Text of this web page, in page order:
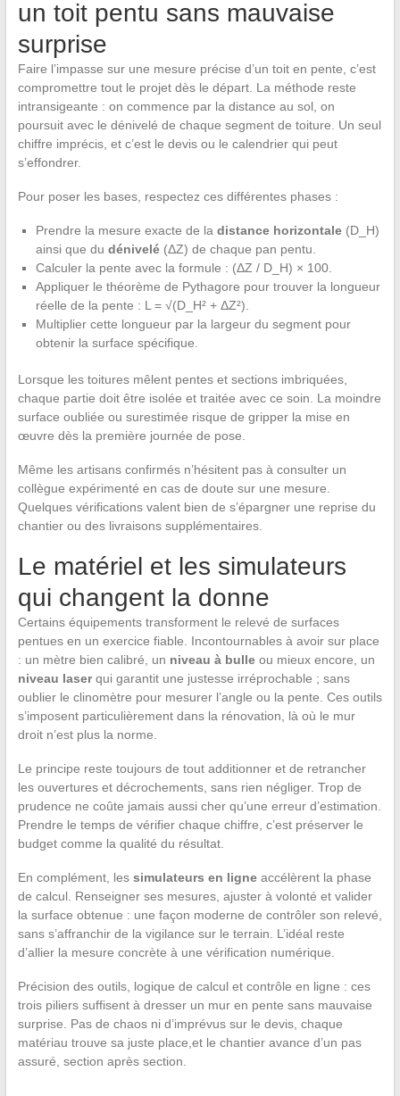
un toit pentu sans mauvaise
surprise
Faire l’impasse sur une mesure précise d’un toit en pente, c’est
compromettre tout le projet dès le départ. La méthode reste
intransigeante : on commence par la distance au sol, on
poursuit avec le dénivelé de chaque segment de toiture. Un seul
chiffre imprécis, et c’est le devis ou le calendrier qui peut
s’effondrer.
Pour poser les bases, respectez ces différentes phases :
Prendre la mesure exacte de la distance horizontale(D_H)
ainsi que du dénivelé(ΔZ) de chaque pan pentu.
Calculer la pente avec la formule : (ΔZ / D_H) × 100.
Appliquer le théorème de Pythagore pour trouver la longueur
réelle de la pente : L = √(D_H² + ΔZ²).
Multiplier cette longueur par la largeur du segment pour
obtenir la surface spécifique.
Lorsque les toitures mêlent pentes et sections imbriquées,
chaque partie doit être isolée et traitée avec ce soin. La moindre
surface oubliée ou surestimée risque de gripper la mise en
œuvre dès la première journée de pose.
Même les artisans confirmés n’hésitent pas à consulter un
collègue expérimenté en cas de doute sur une mesure.
Quelques vérifications valent bien de s’épargner une reprise du
chantier ou des livraisons supplémentaires.
Le matériel et les simulateurs
qui changent la donne
Certains équipements transforment le relevé de surfaces
pentues en un exercice fiable. Incontournables à avoir sur place
: un mètre bien calibré, un niveau à bulleou mieux encore, un
niveau laserqui garantit une justesse irréprochable ; sans
oublier le clinomètre pour mesurer l’angle ou la pente. Ces outils
s’imposent particulièrement dans la rénovation, là où le mur
droit n’est plus la norme.
Le principe reste toujours de tout additionner et de retrancher
les ouvertures et décrochements, sans rien négliger. Trop de
prudence ne coûte jamais aussi cher qu’une erreur d’estimation.
Prendre le temps de vérifier chaque chiffre, c’est préserver le
budget comme la qualité du résultat.
En complément, les simulateurs en ligneaccélèrent la phase
de calcul. Renseigner ses mesures, ajuster à volonté et valider
la surface obtenue : une façon moderne de contrôler son relevé,
sans s’affranchir de la vigilance sur le terrain. L’idéal reste
d’allier la mesure concrète à une vérification numérique.
Précision des outils, logique de calcul et contrôle en ligne : ces
trois piliers suffisent à dresser un mur en pente sans mauvaise
surprise. Pas de chaos ni d’imprévus sur le devis, chaque
matériau trouve sa juste place,et le chantier avance d’un pas
assuré, section après section.